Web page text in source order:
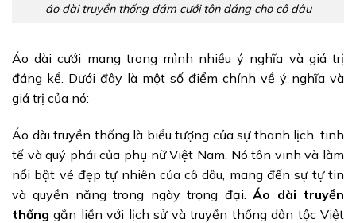
áo dài truyền thống đám cưới tôn dáng cho cô dâu
Áo dài cưới mang trong mình nhiều ý nghĩa và giá trị
đáng kể. Dưới đây là một số điểm chính về ý nghĩa và
giá trị của nó:
Áo dài truyền thống là biểu tượng của sự thanh lịch, tinh
tế và quý phái của phụ nữ Việt Nam. Nó tôn vinh và làm
nổi bật vẻ đẹp tự nhiên của cô dâu, mang đến sự tự tin
và quyền năng trong ngày trọng đại.Áo dài truyền
thống gắn liền với lịch sử và truyền thống dân tộc Việt